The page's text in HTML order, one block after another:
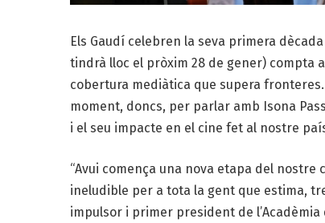
Els Gaudí celebren la seva primera
tindrà lloc el pròxim 28 de gener) compta
cobertura mediàtica que supera
moment, doncs, per parlar amb Isona
i el seu impacte en el cine fet al nostre
“Avui comença una nova etapa del
ineludible per a tota la gent que estima,
impulsor i primer president de